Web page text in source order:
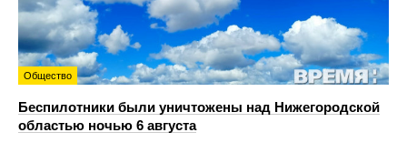
Общество
Беспилотники были уничтожены над Нижегородской
областью ночью 6 августа